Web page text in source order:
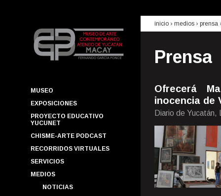
MUSEO
EXPOSICIONES
PROYECTO EDUCATIVO
YUCUNET
CHISME-ARTE PODCAST
RECORRIDOS VIRTUALES
SERVICIOS
MEDIOS
NOTICIAS
inicio › medios › prensa
Prensa
Ofrecerá
inocencia de
Diario de Yucatán,